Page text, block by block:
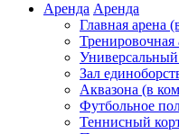
Аренда Аренда
Главная арена
Тренировочная
Универсальный
Зал
Аквазона (в
Футбольное
Теннисный